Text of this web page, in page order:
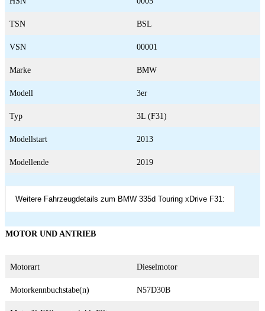
TSN BSL
VSN 00001
Marke BMW
Modell 3er
Typ 3L (F31)
Modellstart 2013
Modellende 2019
Weitere Fahrzeugdetails zum BMW 335d Touring xDrive F31:
MOTOR UND ANTRIEB
Motorart Dieselmotor
Motorkennbuchstabe(n) N57D30B